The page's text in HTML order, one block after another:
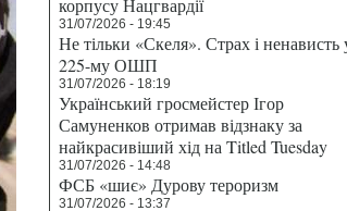
корпусу Нацгвардії
31/07/2026 - 19:45
Не тільки «Скеля». Страх і ненависть
225-му ОШП
31/07/2026 - 18:19
Український гросмейстер Ігор
Самуненков отримав відзнаку за
найкрасивіший хід на Titled Tuesday
31/07/2026 - 14:48
ФСБ «шиє» Дурову тероризм
31/07/2026 - 13:37